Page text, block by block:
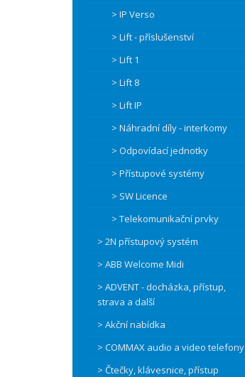
> IP Verso
> Lift - příslušenství
> Lift 1
> Lift 8
> Lift IP
> Náhradní díly - interkomy
> Odpovídací jednotky
> Přístupové systémy
> SW Licence
> Telekomunikační prvky
> 2N přístupový systém
> ABB Welcome Midi
> ADVENT - docházka, přístup,
strava a další
> Akční nabídka
> COMMAX audio a video telefony
> Čtečky, klávesnice, přístup